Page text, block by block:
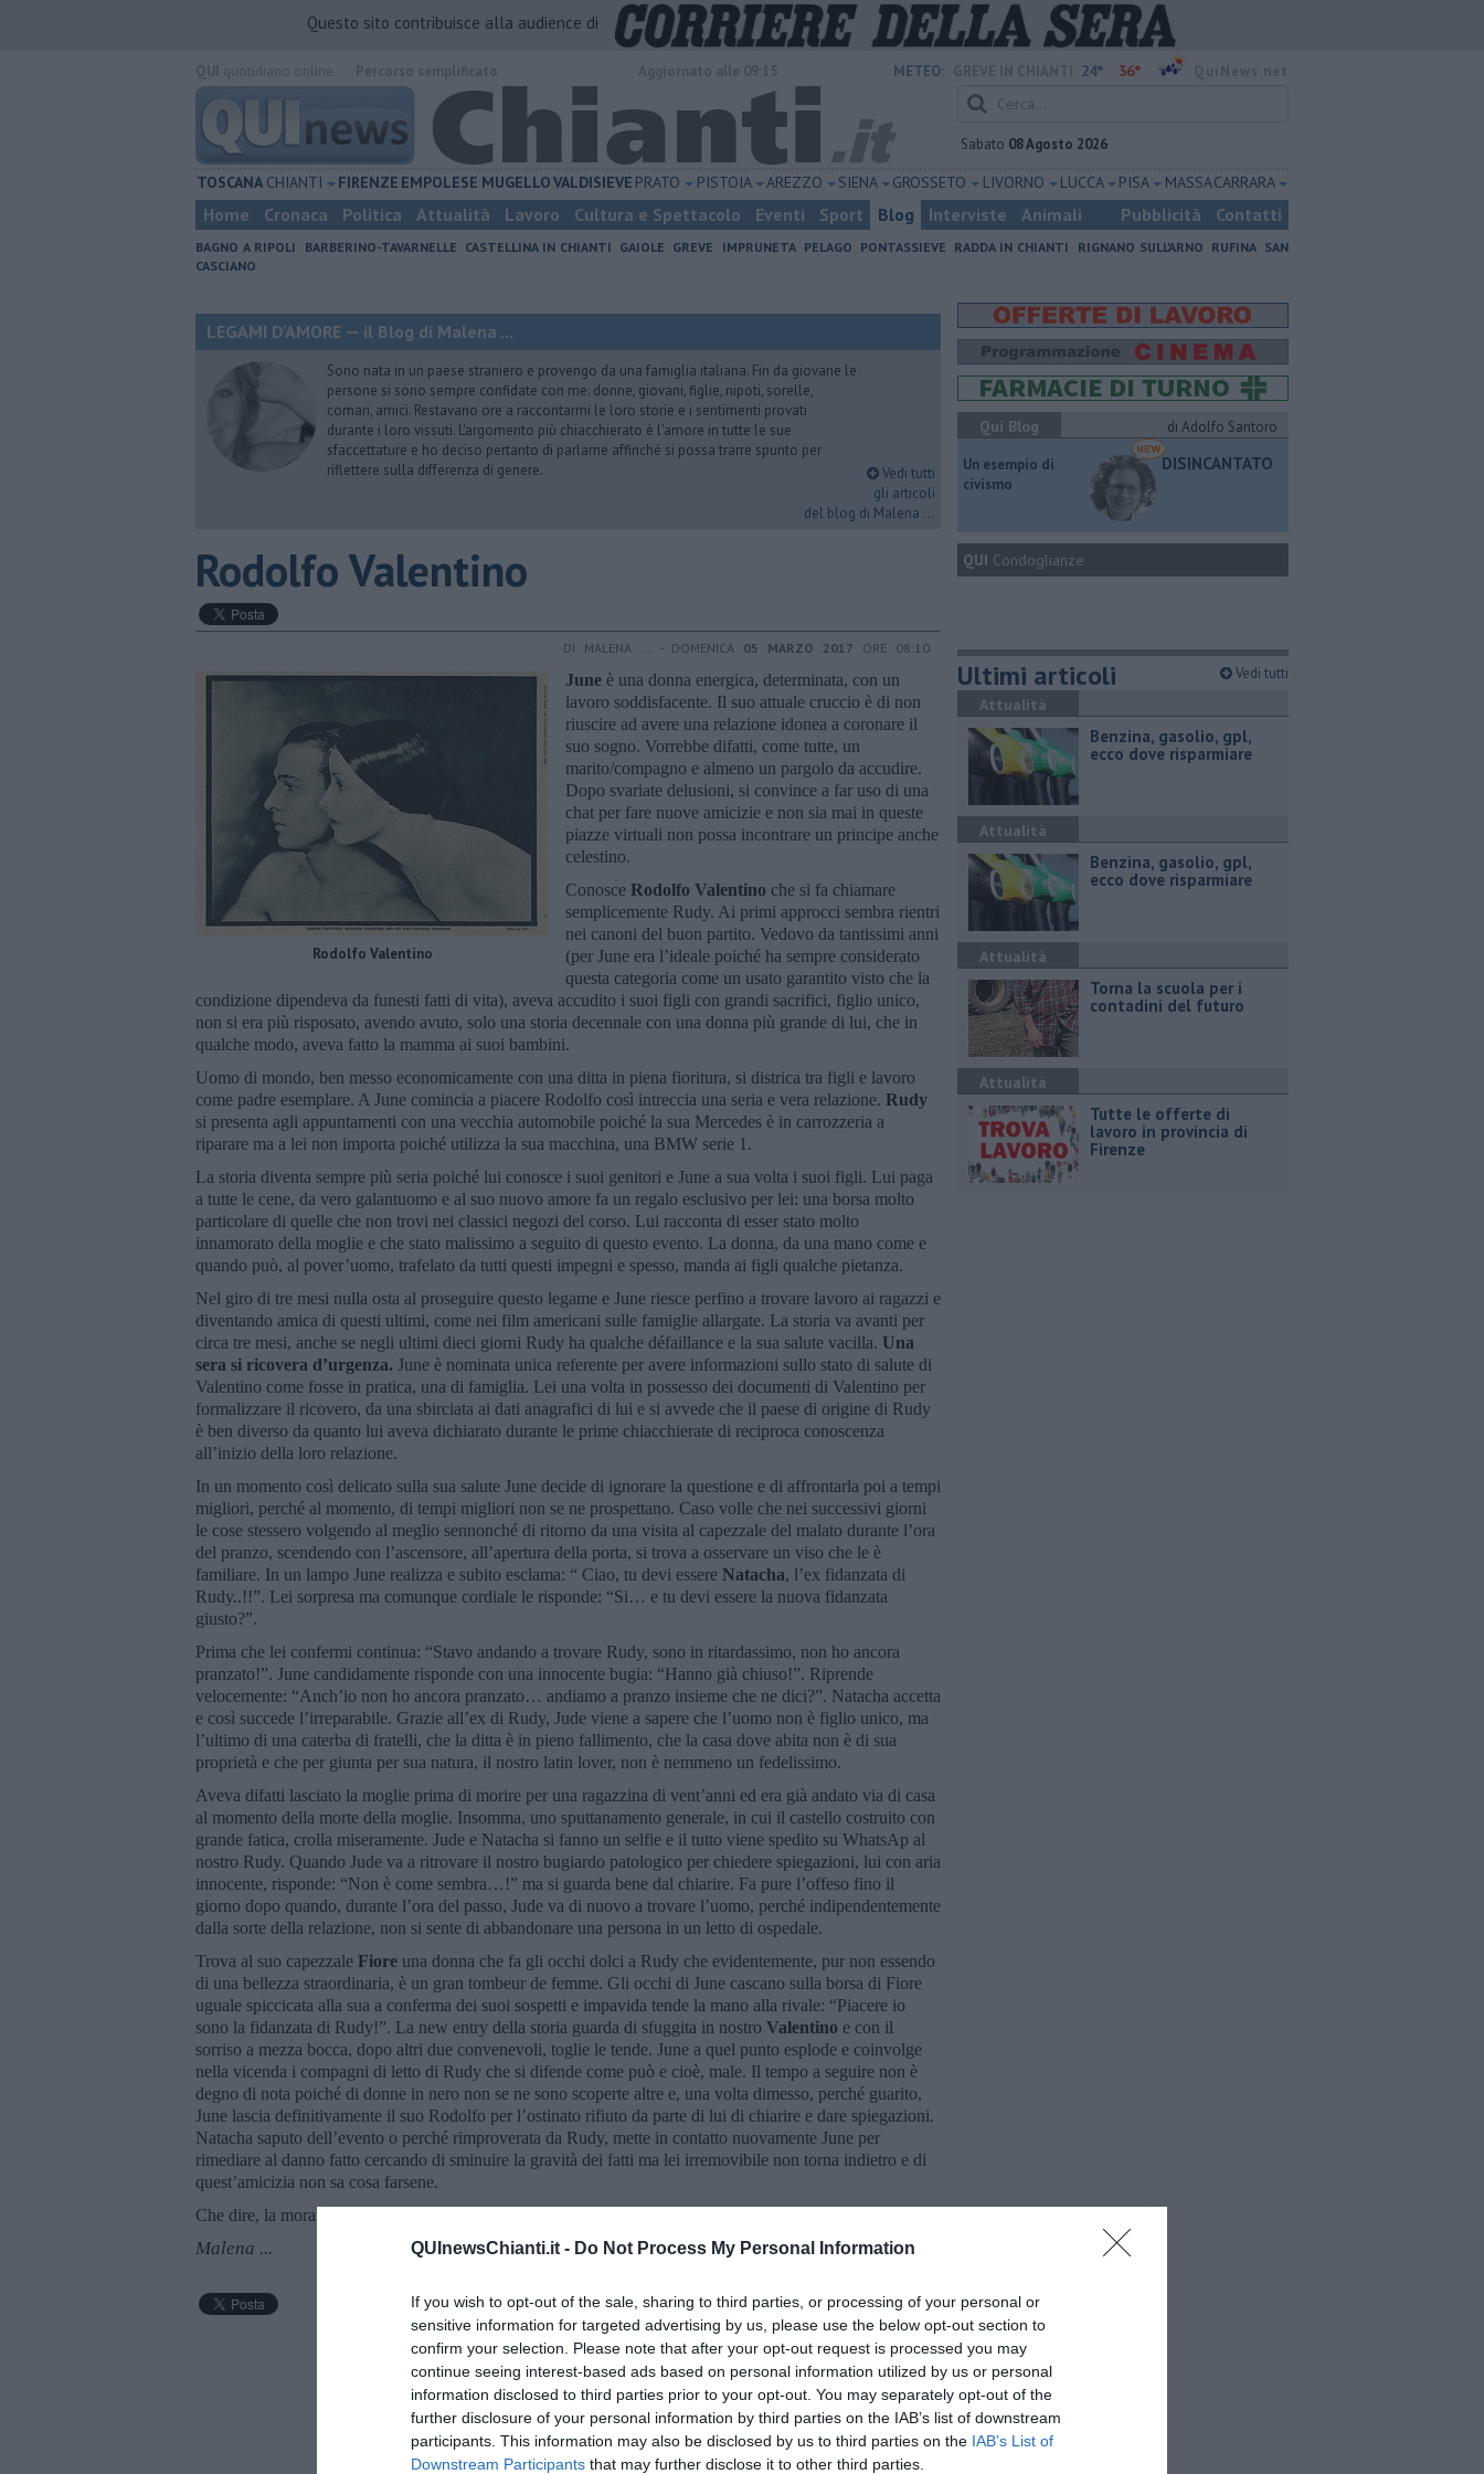
QUInewsChianti.it - Do Not Process My Personal Information
If you wish to opt-out of the sale, sharing to third parties, or processing of your personal or
sensitive information for targeted advertising by us, please use the below opt-out section to
confirm your selection. Please note that after your opt-out request is processed you may
continue seeing interest-based ads based on personal information utilized by us or personal
information disclosed to third parties prior to your opt-out. You may separately opt-out of the
further disclosure of your personal information by third parties on the IAB’s list of downstream
participants. This information may also be disclosed by us to third parties on the IAB’s List of
Downstream Participants that may further disclose it to other third parties.
Questo sito contribuisce alla audience di
METEO: 24° 36°
Sabato 08 Agosto 2026
TOSCANA CHIANTI FIRENZE EMPOLESE MUGELLOVALDISIEVE PRATO PISTOIA AREZZO SIENA GROSSETO LIVORNO LUCCA PISA MASSA CARRARA
Home Cronaca Politica Attualità Lavoro Cultura e Spettacolo Eventi Sport Blog Interviste Animali Pubblicità Contatti
BAGNO A RIPOLI BARBERINO-TAVARNELLE CASTELLINA IN CHIANTI GAIOLE GREVE IMPRUNETA PELAGO PONTASSIEVE RADDA IN CHIANTI RIGNANO SULL'ARNO RUFINA SAN
CASCIANO
LEGAMI D'AMORE — il Blog di Malena ...
Sono nata in un paese straniero e provengo da una famiglia italiana. Fin da giovane le
persone si sono sempre confidate con me: donne, giovani, figlie, nipoti, sorelle,
comari, amici. Restavano ore a raccontarmi le loro storie e i sentimenti provati
durante i loro vissuti. L'argomento più chiacchierato è l'amore in tutte le sue
sfaccettature e ho deciso pertanto di parlarne affinché si possa trarre spunto per
riflettere sulla differenza di genere.
Vedi tutti
gli articoli
del blog di Malena ...
Rodolfo Valentino
DI MALENA ... - DOMENICA 05 MARZO 2017 ORE 08:10
Rodolfo Valentino
June è una donna energica, determinata, con un
lavoro soddisfacente. Il suo attuale cruccio è di non
riuscire ad avere una relazione idonea a coronare il
suo sogno. Vorrebbe difatti, come tutte, un
marito/compagno e almeno un pargolo da accudire.
Dopo svariate delusioni, si convince a far uso di una
chat per fare nuove amicizie e non sia mai in queste
piazze virtuali non possa incontrare un principe anche
celestino.
Conosce Rodolfo Valentino che si fa chiamare
semplicemente Rudy. Ai primi approcci sembra rientri
nei canoni del buon partito. Vedovo da tantissimi anni
(per June era l’ideale poiché ha sempre considerato
questa categoria come un usato garantito visto che la
condizione dipendeva da funesti fatti di vita), aveva accudito i suoi figli con grandi sacrifici, figlio unico,
non si era più risposato, avendo avuto, solo una storia decennale con una donna più grande di lui, che in
qualche modo, aveva fatto la mamma ai suoi bambini.
Uomo di mondo, ben messo economicamente con una ditta in piena fioritura, si districa tra figli e lavoro
come padre esemplare. A June comincia a piacere Rodolfo così intreccia una seria e vera relazione. Rudy
si presenta agli appuntamenti con una vecchia automobile poiché la sua Mercedes è in carrozzeria a
riparare ma a lei non importa poiché utilizza la sua macchina, una BMW serie 1.
La storia diventa sempre più seria poiché lui conosce i suoi genitori e June a sua volta i suoi figli. Lui paga
a tutte le cene, da vero galantuomo e al suo nuovo amore fa un regalo esclusivo per lei: una borsa molto
particolare di quelle che non trovi nei classici negozi del corso. Lui racconta di esser stato molto
innamorato della moglie e che stato malissimo a seguito di questo evento. La donna, da una mano come e
quando può, al pover’uomo, trafelato da tutti questi impegni e spesso, manda ai figli qualche pietanza.
Nel giro di tre mesi nulla osta al proseguire questo legame e June riesce perfino a trovare lavoro ai ragazzi e
diventando amica di questi ultimi, come nei film americani sulle famiglie allargate. La storia va avanti per
circa tre mesi, anche se negli ultimi dieci giorni Rudy ha qualche défaillance e la sua salute vacilla. Una
sera si ricovera d’urgenza. June è nominata unica referente per avere informazioni sullo stato di salute di
Valentino come fosse in pratica, una di famiglia. Lei una volta in possesso dei documenti di Valentino per
formalizzare il ricovero, da una sbirciata ai dati anagrafici di lui e si avvede che il paese di origine di Rudy
è ben diverso da quanto lui aveva dichiarato durante le prime chiacchierate di reciproca conoscenza
all’inizio della loro relazione.
In un momento così delicato sulla sua salute June decide di ignorare la questione e di affrontarla poi a tempi
migliori, perché al momento, di tempi migliori non se ne prospettano. Caso volle che nei successivi giorni
le cose stessero volgendo al meglio sennonché di ritorno da una visita al capezzale del malato durante l’ora
del pranzo, scendendo con l’ascensore, all’apertura della porta, si trova a osservare un viso che le è
familiare. In un lampo June realizza e subito esclama: “ Ciao, tu devi essere Natacha, l’ex fidanzata di
Rudy..!!”. Lei sorpresa ma comunque cordiale le risponde: “Si… e tu devi essere la nuova fidanzata
giusto?”.
Prima che lei confermi continua: “Stavo andando a trovare Rudy, sono in ritardassimo, non ho ancora
pranzato!”. June candidamente risponde con una innocente bugia: “Hanno già chiuso!”. Riprende
velocemente: “Anch’io non ho ancora pranzato… andiamo a pranzo insieme che ne dici?”. Natacha accetta
e così succede l’irreparabile. Grazie all’ex di Rudy, Jude viene a sapere che l’uomo non è figlio unico, ma
l’ultimo di una caterba di fratelli, che la ditta è in pieno fallimento, che la casa dove abita non è di sua
proprietà e che per giunta per sua natura, il nostro latin lover, non è nemmeno un fedelissimo.
Aveva difatti lasciato la moglie prima di morire per una ragazzina di vent’anni ed era già andato via di casa
al momento della morte della moglie. Insomma, uno sputtanamento generale, in cui il castello costruito con
grande fatica, crolla miseramente. Jude e Natacha si fanno un selfie e il tutto viene spedito su WhatsAp al
nostro Rudy. Quando Jude va a ritrovare il nostro bugiardo patologico per chiedere spiegazioni, lui con aria
innocente, risponde: “Non è come sembra…!” ma si guarda bene dal chiarire. Fa pure l’offeso fino il
giorno dopo quando, durante l’ora del passo, Jude va di nuovo a trovare l’uomo, perché indipendentemente
dalla sorte della relazione, non si sente di abbandonare una persona in un letto di ospedale.
Trova al suo capezzale Fiore una donna che fa gli occhi dolci a Rudy che evidentemente, pur non essendo
di una bellezza straordinaria, è un gran tombeur de femme. Gli occhi di June cascano sulla borsa di Fiore
uguale spiccicata alla sua a conferma dei suoi sospetti e impavida tende la mano alla rivale: “Piacere io
sono la fidanzata di Rudy!”. La new entry della storia guarda di sfuggita in nostro Valentino e con il
sorriso a mezza bocca, dopo altri due convenevoli, toglie le tende. June a quel punto esplode e coinvolge
nella vicenda i compagni di letto di Rudy che si difende come può e cioè, male. Il tempo a seguire non è
degno di nota poiché di donne in nero non se ne sono scoperte altre e, una volta dimesso, perché guarito,
June lascia definitivamente il suo Rodolfo per l’ostinato rifiuto da parte di lui di chiarire e dare spiegazioni.
Natacha saputo dell’evento o perché rimproverata da Rudy, mette in contatto nuovamente June per
rimediare al danno fatto cercando di sminuire la gravità dei fatti ma lei irremovibile non torna indietro e di
quest’amicizia non sa cosa farsene.
Che dire, la morale è sempre quella e per dirla in breve, meglio sole che mal accompagnate no?
Malena ...
Qui Blog
di Adolfo Santoro
​Un esempio di
civismo
DISINCANTATO
QUI Condoglianze
Ultimi articoli Vedi tutti
Attualità
​Benzina, gasolio, gpl,
ecco dove risparmiare
Attualità
​Benzina, gasolio, gpl,
ecco dove risparmiare
Attualità
Torna la scuola per i
contadini del futuro
Attualità
​Tutte le offerte di
lavoro in provincia di
Firenze